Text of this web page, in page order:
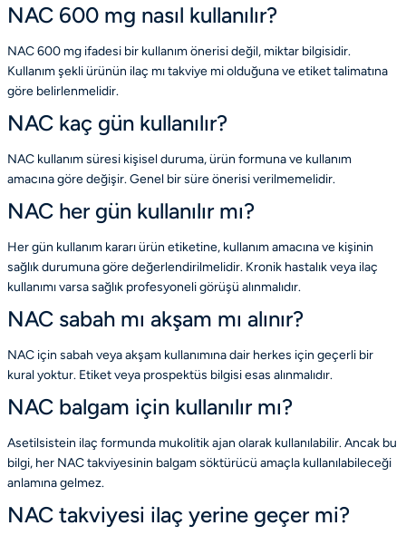
NAC 600 mg nasıl kullanılır?
NAC 600 mg ifadesi bir kullanım önerisi değil, miktar bilgisidir.
Kullanım şekli ürünün ilaç mı takviye mi olduğuna ve etiket talimatına
göre belirlenmelidir.
NAC kaç gün kullanılır?
NAC kullanım süresi kişisel duruma, ürün formuna ve kullanım
amacına göre değişir. Genel bir süre önerisi verilmemelidir.
NAC her gün kullanılır mı?
Her gün kullanım kararı ürün etiketine, kullanım amacına ve kişinin
sağlık durumuna göre değerlendirilmelidir. Kronik hastalık veya ilaç
kullanımı varsa sağlık profesyoneli görüşü alınmalıdır.
NAC sabah mı akşam mı alınır?
NAC için sabah veya akşam kullanımına dair herkes için geçerli bir
kural yoktur. Etiket veya prospektüs bilgisi esas alınmalıdır.
NAC balgam için kullanılır mı?
Asetilsistein ilaç formunda mukolitik ajan olarak kullanılabilir. Ancak bu
bilgi, her NAC takviyesinin balgam söktürücü amaçla kullanılabileceği
anlamına gelmez.
NAC takviyesi ilaç yerine geçer mi?